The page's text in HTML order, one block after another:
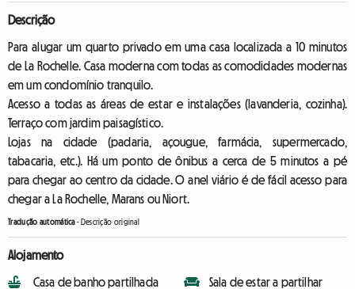
Descrição
Para alugar um quarto privado em uma casa localizada a 10 minutos
de La Rochelle. Casa moderna com todas as comodidades modernas
em um condomínio tranquilo.
Acesso a todas as áreas de estar e instalações (lavanderia, cozinha).
Terraço com jardim paisagístico.
Lojas na cidade (padaria, açougue, farmácia, supermercado,
tabacaria, etc.). Há um ponto de ônibus a cerca de 5 minutos a pé
para chegar ao centro da cidade. O anel viário é de fácil acesso para
chegar a La Rochelle, Marans ou Niort.
Tradução automática- Descrição original
Alojamento
Casa de banho partilhada
Sala de estar a partilhar